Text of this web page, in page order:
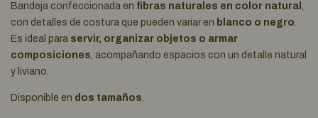
Bandeja confeccionada en fibras naturales en color natural ,
con detalles de costura que pueden variar en blanco o negro.
Es ideal para servir, organizar objetos o armar
composiciones, acompañando espacios con un detalle natural
y liviano.
Disponible en dos tamaños.